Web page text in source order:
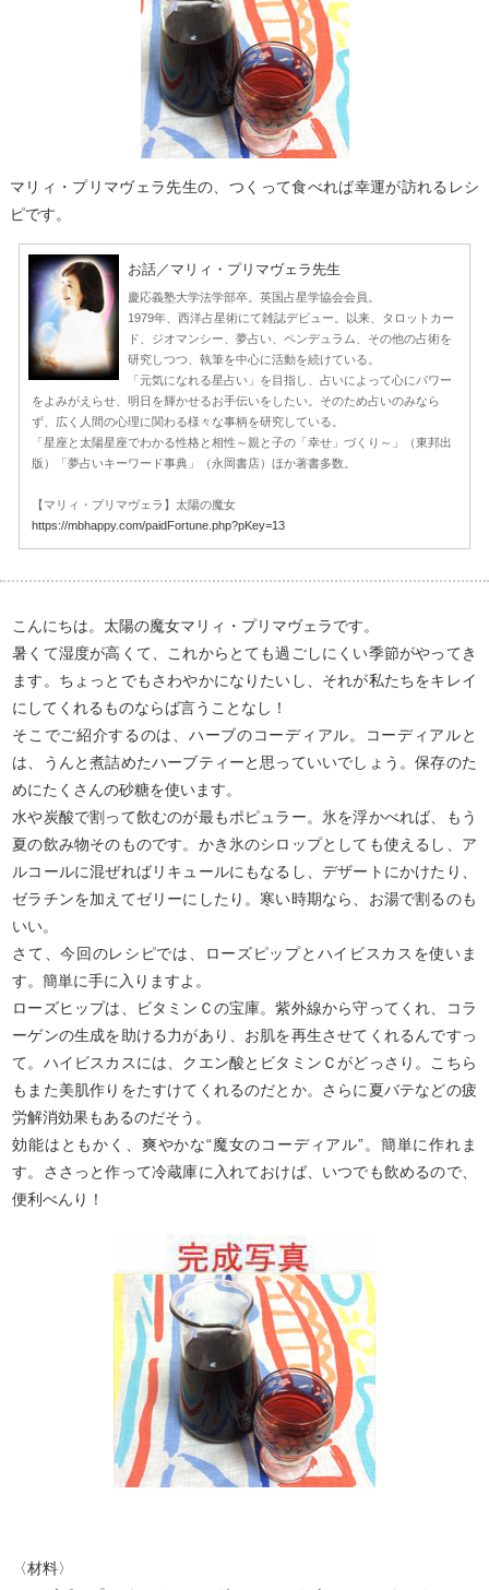
マリィ・プリマヴェラ先生の、つくって食べれば幸運が訪れるレシ
ピです。
お話／マリィ・プリマヴェラ先生
慶応義塾大学法学部卒。英国占星学協会会員。
1979年、西洋占星術にて雑誌デビュー。以来、タロットカー
ド、ジオマンシー、夢占い、ペンデュラム、その他の占術を
研究しつつ、執筆を中心に活動を続けている。
「元気になれる星占い」を目指し、占いによって心にパワー
をよみがえらせ、明日を輝かせるお手伝いをしたい。そのため占いのみなら
ず、広く人間の心理に関わる様々な事柄を研究している。
「星座と太陽星座でわかる性格と相性～親と子の「幸せ」づくり～」（東邦出
版）「夢占いキーワード事典」（永岡書店）ほか著書多数。
【マリィ・プリマヴェラ】太陽の魔女
https://mbhappy.com/paidFortune.php?pKey=13
こんにちは。太陽の魔女マリィ・プリマヴェラです。
暑くて湿度が高くて、これからとても過ごしにくい季節がやってき
ます。ちょっとでもさわやかになりたいし、それが私たちをキレイ
にしてくれるものならば言うことなし！
そこでご紹介するのは、ハーブのコーディアル。コーディアルと
は、うんと煮詰めたハーブティーと思っていいでしょう。保存のた
めにたくさんの砂糖を使います。
水や炭酸で割って飲むのが最もポピュラー。氷を浮かべれば、もう
夏の飲み物そのものです。かき氷のシロップとしても使えるし、ア
ルコールに混ぜればリキュールにもなるし、デザートにかけたり、
ゼラチンを加えてゼリーにしたり。寒い時期なら、お湯で割るのも
いい。
さて、今回のレシピでは、ローズピップとハイビスカスを使いま
す。簡単に手に入りますよ。
ローズヒップは、ビタミンＣの宝庫。紫外線から守ってくれ、コラ
ーゲンの生成を助ける力があり、お肌を再生させてくれるんですっ
て。ハイビスカスには、クエン酸とビタミンＣがどっさり。こちら
もまた美肌作りをたすけてくれるのだとか。さらに夏バテなどの疲
労解消効果もあるのだそう。
効能はともかく、爽やかな“魔女のコーディアル”。簡単に作れま
す。ささっと作って冷蔵庫に入れておけば、いつでも飲めるので、
便利べんり！
〈材料〉